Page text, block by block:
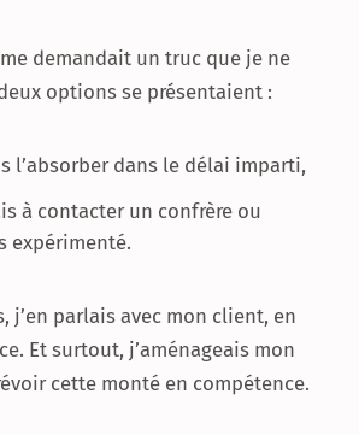
demandait un truc que je ne
options se présentaient :
l’absorber dans le délai imparti,
à contacter un confrère ou
expérimenté.
j’en parlais avec mon client, en
Et surtout, j’aménageais mon
cette monté en compétence.